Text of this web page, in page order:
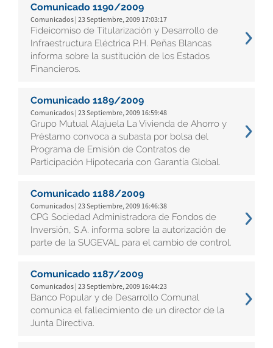
Comunicado 1190/2009
Comunicados | 23 Septiembre, 2009 17:03:17
Fideicomiso de Titularización y Desarrollo de
Infraestructura Eléctrica P.H. Peñas Blancas
informa sobre la sustitución de los Estados
Financieros.
Comunicado 1189/2009
Comunicados | 23 Septiembre, 2009 16:59:48
Grupo Mutual Alajuela La Vivienda de Ahorro y
Préstamo convoca a subasta por bolsa del
Programa de Emisión de Contratos de
Participación Hipotecaria con Garantía Global.
Comunicado 1188/2009
Comunicados | 23 Septiembre, 2009 16:46:38
CPG Sociedad Administradora de Fondos de
Inversión, S.A. informa sobre la autorización de
parte de la SUGEVAL para el cambio de control.
Comunicado 1187/2009
Comunicados | 23 Septiembre, 2009 16:44:23
Banco Popular y de Desarrollo Comunal
comunica el fallecimiento de un director de la
Junta Directiva.